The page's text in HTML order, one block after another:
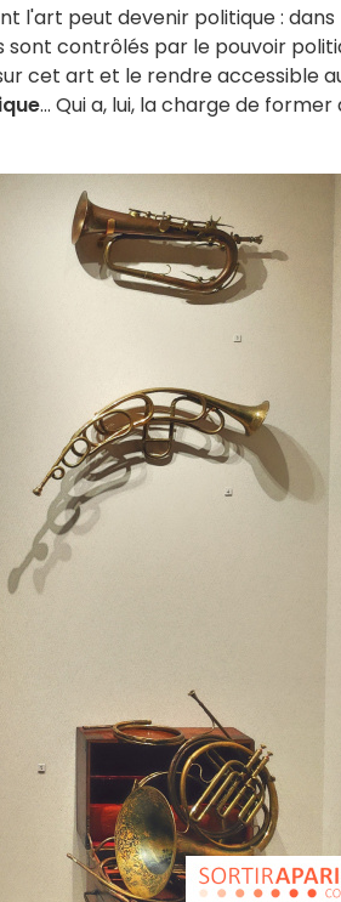
l'art peut devenir politique : dans
sont contrôlés par le pouvoir
cet art et le rendre accessible
... Qui a, lui, la charge de former